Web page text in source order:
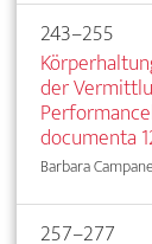
243–255
der
documenta
Barbara
257–277